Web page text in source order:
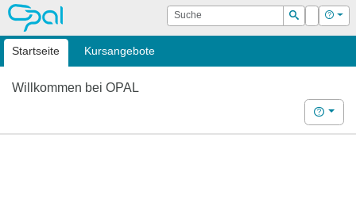
OPAL Suche
Suchen
Login Hilfe
Startseite Kursangebote
Willkommen bei OPAL
Hilfe